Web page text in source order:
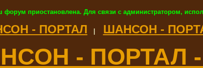
форум приостановлена. Для связи с администратором,
- ПОРТАЛ ШАНСОН -
- ПОРТАЛ